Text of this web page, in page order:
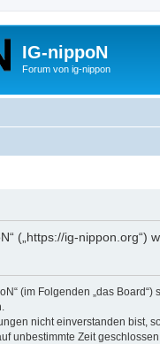
IG-nippoN
Forum von ig-nippon
(„https://ig-
(im Folgenden „das
nicht einverstanden bist,
unbestimmte Zeit